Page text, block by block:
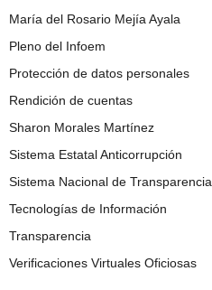
María del Rosario Mejía Ayala
Pleno del Infoem
Protección de datos personales
Rendición de cuentas
Sharon Morales Martínez
Sistema Estatal Anticorrupción
Sistema Nacional de Transparencia
Tecnologías de Información
Transparencia
Verificaciones Virtuales Oficiosas